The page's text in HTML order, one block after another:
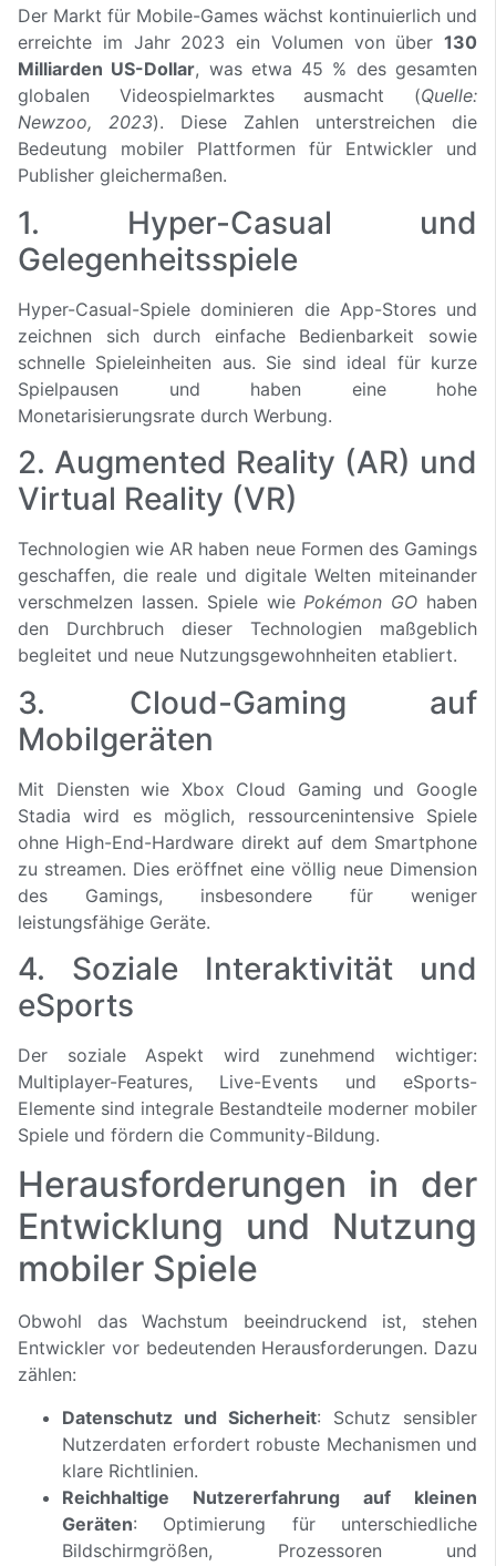
Der Markt für Mobile-Games wächst kontinuierlich und
erreichte im Jahr 2023 ein Volumen von über 130
Milliarden US-Dollar, was etwa 45 % des gesamten
globalen Videospielmarktes ausmacht (Quelle:
Newzoo, 2023). Diese Zahlen unterstreichen die
Bedeutung mobiler Plattformen für Entwickler und
Publisher gleichermaßen.
1. Hyper-Casual und
Gelegenheitsspiele
Hyper-Casual-Spiele dominieren die App-Stores und
zeichnen sich durch einfache Bedienbarkeit sowie
schnelle Spieleinheiten aus. Sie sind ideal für kurze
Spielpausen und haben eine hohe
Monetarisierungsrate durch Werbung.
2. Augmented Reality (AR) und
Virtual Reality (VR)
Technologien wie AR haben neue Formen des Gamings
geschaffen, die reale und digitale Welten miteinander
verschmelzen lassen. Spiele wiePokémon GO haben
den Durchbruch dieser Technologien maßgeblich
begleitet und neue Nutzungsgewohnheiten etabliert.
3. Cloud-Gaming auf
Mobilgeräten
Mit Diensten wie Xbox Cloud Gaming und Google
Stadia wird es möglich, ressourcenintensive Spiele
ohne High-End-Hardware direkt auf dem Smartphone
zu streamen. Dies eröffnet eine völlig neue Dimension
des Gamings, insbesondere für weniger
leistungsfähige Geräte.
4. Soziale Interaktivität und
eSports
Der soziale Aspekt wird zunehmend wichtiger:
Multiplayer-Features, Live-Events und eSports-
Elemente sind integrale Bestandteile moderner mobiler
Spiele und fördern die Community-Bildung.
Herausforderungen in der
Entwicklung und Nutzung
mobiler Spiele
Obwohl das Wachstum beeindruckend ist, stehen
Entwickler vor bedeutenden Herausforderungen. Dazu
zählen:
Datenschutz und Sicherheit: Schutz sensibler
Nutzerdaten erfordert robuste Mechanismen und
klare Richtlinien.
Reichhaltige Nutzererfahrung auf kleinen
Geräten: Optimierung für unterschiedliche
Bildschirmgrößen, Prozessoren und